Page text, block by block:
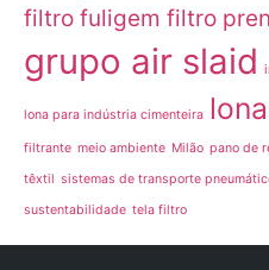
filtro fuligem filtro
grupo air slaid
lona para indústria cimenteira
filtrante meio ambiente Milão pano de
têxtil sistemas de transporte
sustentabilidade tela filtro